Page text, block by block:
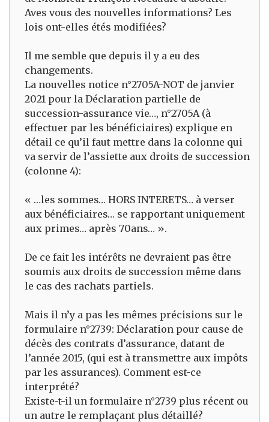
Aves vous des nouvelles informations? Les
lois ont-elles étés modifiées?
Il me semble que depuis il y a eu des
changements.
La nouvelles notice n°2705A-NOT de janvier
2021 pour la Déclaration partielle de
succession-assurance vie…, n°2705A (à
effectuer par les bénéficiaires) explique en
détail ce qu’il faut mettre dans la colonne qui
va servir de l’assiette aux droits de succession
(colonne 4):
« …les sommes… HORS INTERETS… à verser
aux bénéficiaires… se rapportant uniquement
aux primes… après 70ans… ».
De ce fait les intérêts ne devraient pas être
soumis aux droits de succession même dans
le cas des rachats partiels.
Mais il n’y a pas les mêmes précisions sur le
formulaire n°2739: Déclaration pour cause de
décès des contrats d’assurance, datant de
l’année 2015, (qui est à transmettre aux impôts
par les assurances). Comment est-ce
interprété?
Existe-t-il un formulaire n°2739 plus récent ou
un autre le remplaçant plus détaillé?